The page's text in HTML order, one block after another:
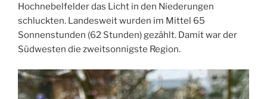
Hochnebelfelder das Licht in den Niederungen
schluckten. Landesweit wurden im Mittel 65
Sonnenstunden (62 Stunden) gezählt. Damit war der
Südwesten die zweitsonnigste Region.